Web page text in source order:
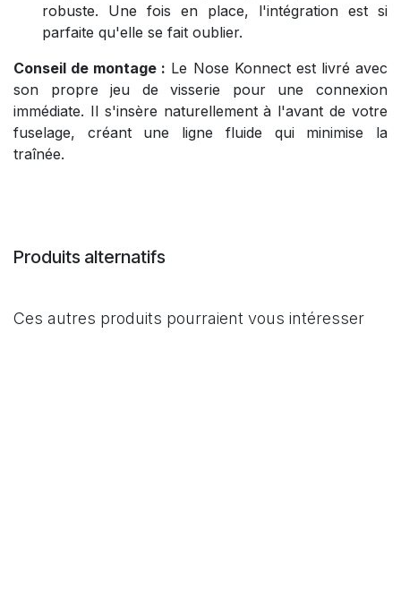
robuste. Une fois en place, l'intégration est si
parfaite qu'elle se fait oublier.
Conseil de montage : Le Nose Konnect est livré avec
son propre jeu de visserie pour une connexion
immédiate. Il s'insère naturellement à l'avant de votre
fuselage, créant une ligne fluide qui minimise la
traînée.
Produits alternatifs
Ces autres produits pourraient vous intéresser